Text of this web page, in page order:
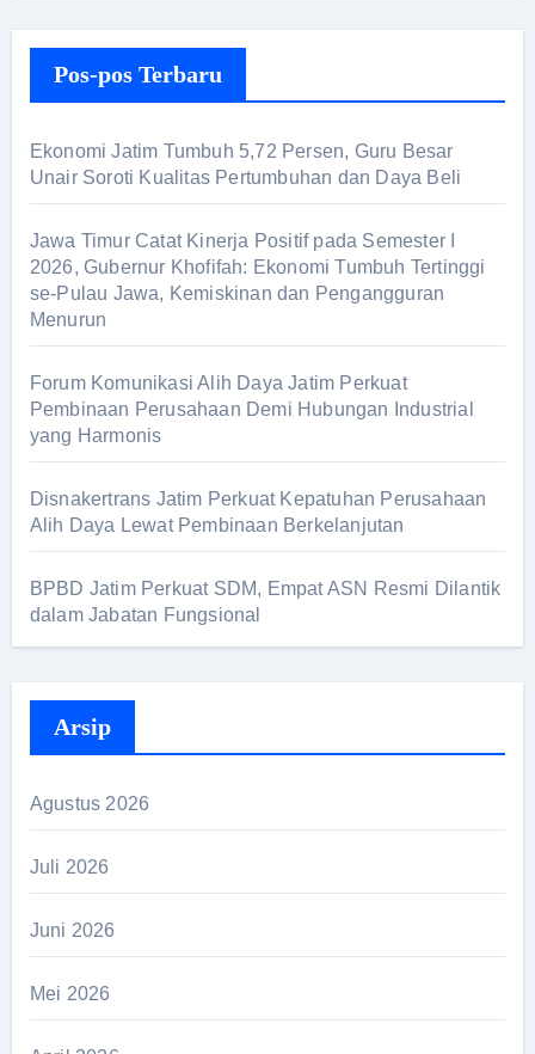
n
t
u
k
:
Pos-pos Terbaru
Ekonomi Jatim Tumbuh 5,72 Persen, Guru Besar
Unair Soroti Kualitas Pertumbuhan dan Daya Beli
Jawa Timur Catat Kinerja Positif pada Semester I
2026, Gubernur Khofifah: Ekonomi Tumbuh Tertinggi
se-Pulau Jawa, Kemiskinan dan Pengangguran
Menurun
Forum Komunikasi Alih Daya Jatim Perkuat
Pembinaan Perusahaan Demi Hubungan Industrial
yang Harmonis
Disnakertrans Jatim Perkuat Kepatuhan Perusahaan
Alih Daya Lewat Pembinaan Berkelanjutan
BPBD Jatim Perkuat SDM, Empat ASN Resmi Dilantik
dalam Jabatan Fungsional
Arsip
Agustus 2026
Juli 2026
Juni 2026
Mei 2026